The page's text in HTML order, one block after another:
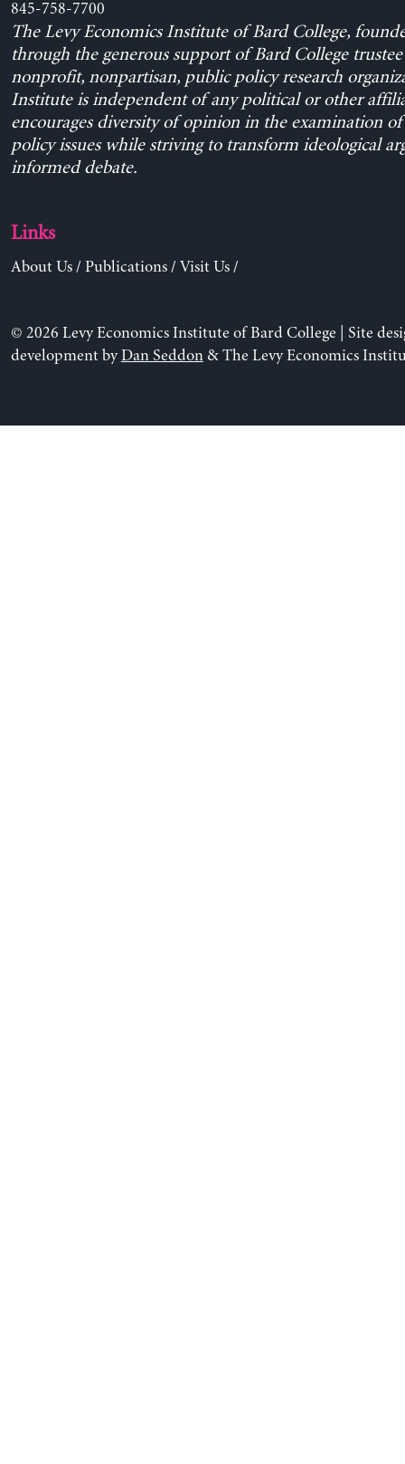
845-758-7700
The Levy Economics Institute of Bard College,
through the generous support of Bard College trustee
nonprofit, nonpartisan, public policy research
Institute is independent of any political or other
encourages diversity of opinion in the examination
policy issues while striving to transform ideological
informed debate.
Links
About Us/ Publications/ Visit Us/
© 2026 Levy Economics Institute of Bard College | Site
development byDan Seddon& The Levy Economics